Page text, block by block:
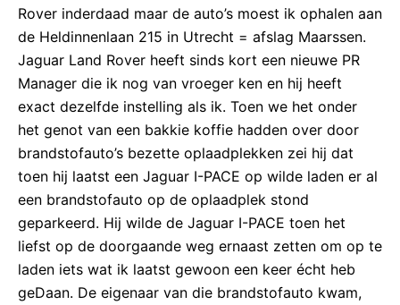
Rover inderdaad maar de auto’s moest ik ophalen aan
de Heldinnenlaan 215 in Utrecht = afslag Maarssen.
Jaguar Land Rover heeft sinds kort een nieuwe PR
Manager die ik nog van vroeger ken en hij heeft
exact dezelfde instelling als ik. Toen we het onder
het genot van een bakkie koffie hadden over door
brandstofauto’s bezette oplaadplekken zei hij dat
toen hij laatst een Jaguar I-PACE op wilde laden er al
een brandstofauto op de oplaadplek stond
geparkeerd. Hij wilde de Jaguar I-PACE toen het
liefst op de doorgaande weg ernaast zetten om op te
laden iets wat ik laatst gewoon een keer écht heb
geDaan. De eigenaar van die brandstofauto kwam,